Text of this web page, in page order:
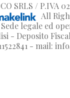
SRLS / P.IVA
All
Sede legale ed
- Deposito
- mail: